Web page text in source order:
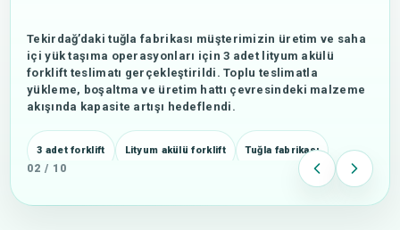
Tekirdağ’daki tuğla fabrikası müşterimizin üretim ve saha
içi yük taşıma operasyonları için 3 adet lityum akülü
forklift teslimatı gerçekleştirildi. Toplu teslimatla
yükleme, boşaltma ve üretim hattı çevresindeki malzeme
akışında kapasite artışı hedeflendi.
3 adet forklift Lityum akülü forklift Tuğla fabrikası
02 / 10